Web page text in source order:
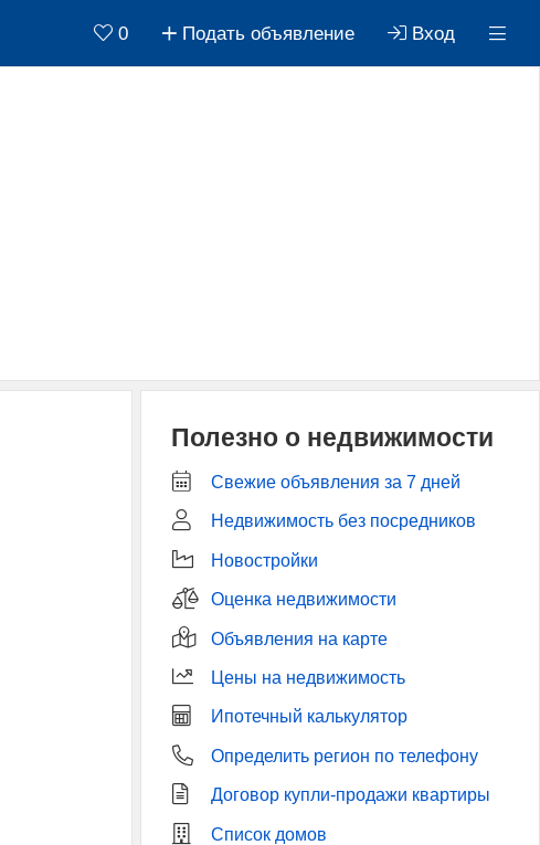
0 Подать объявление Вход
Полезно о недвижимости
Свежие объявления за 7 дней
Недвижимость без посредников
Новостройки
Оценка недвижимости
Объявления на карте
Цены на недвижимость
Ипотечный калькулятор
Определить регион по телефону
Договор купли-продажи квартиры
Список домов